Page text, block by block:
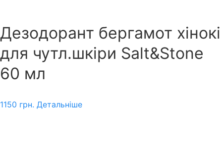
Дезодорант бергамот хінокі
для чутл.шкіри Salt&Stone
60 мл
1150 грн. Детальніше